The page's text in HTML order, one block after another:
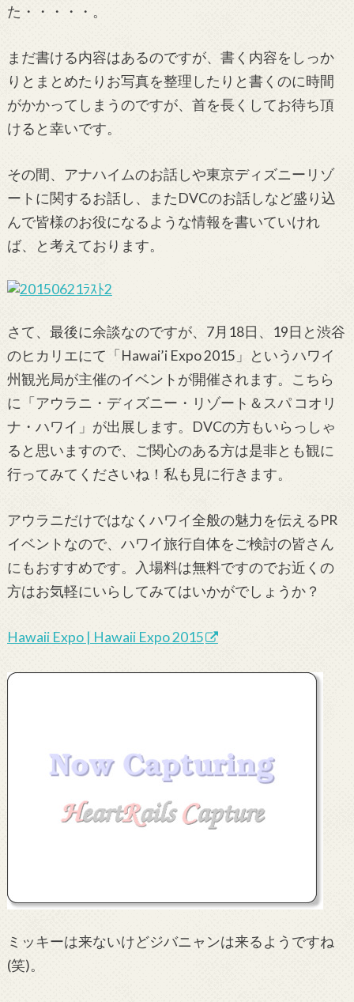
た・・・・・。
まだ書ける内容はあるのですが、書く内容をしっか
りとまとめたりお写真を整理したりと書くのに時間
がかかってしまうのですが、首を長くしてお待ち頂
けると幸いです。
その間、アナハイムのお話しや東京ディズニーリゾ
ートに関するお話し、またDVCのお話しなど盛り込
んで皆様のお役になるような情報を書いていけれ
ば、と考えております。
さて、最後に余談なのですが、7月18日、19日と渋谷
のヒカリエにて「Hawai’i Expo 2015」というハワイ
州観光局が主催のイベントが開催されます。こちら
に「アウラニ・ディズニー・リゾート＆スパ コオリ
ナ・ハワイ」が出展します。DVCの方もいらっしゃ
ると思いますので、ご関心のある方は是非とも観に
行ってみてくださいね！私も見に行きます。
アウラニだけではなくハワイ全般の魅力を伝えるPR
イベントなので、ハワイ旅行自体をご検討の皆さん
にもおすすめです。入場料は無料ですのでお近くの
方はお気軽にいらしてみてはいかがでしょうか？
Hawaii Expo | Hawaii Expo 2015
ミッキーは来ないけどジバニャンは来るようですね
(笑)。